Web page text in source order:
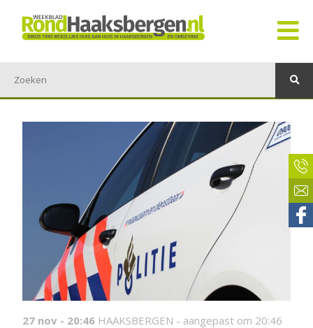
27 nov - 20:46 HAAKSBERGEN - aangepast om 20:46